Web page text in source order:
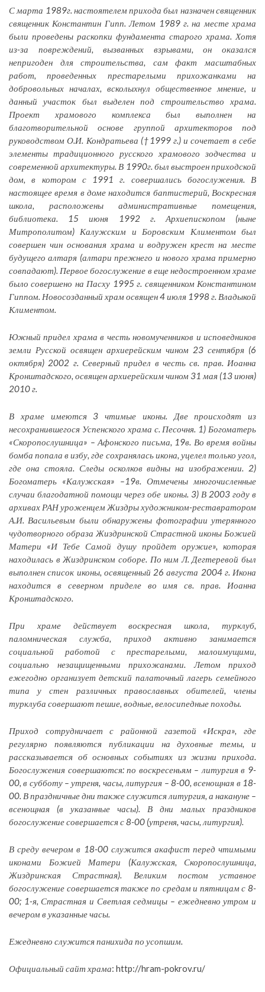
С марта 1989г. настоятелем прихода был назначен священник
священник Константин Гипп. Летом 1989 г. на месте храма
были проведены раскопки фундамента старого храма. Хотя
из-за повреждений, вызванных взрывами, он оказался
непригоден для строительства, сам факт масштабных
работ, проведенных престарелыми прихожанками на
добровольных началах, всколыхнул общественное мнение, и
данный участок был выделен под строительство храма.
Проект храмового комплекса был выполнен на
благотворительной основе группой архитекторов под
руководством О.И. Кондратьева (†1999 г.) и сочетает в себе
элементы традиционного русского храмового зодчества и
современной архитектуры. В 1990г. был выстроен приходской
дом, в котором с 1991 г. совершались богослужения. В
настоящее время в доме находится баптистерий, Воскресная
школа, расположены административные помещения,
библиотека. 15 июня 1992 г. Архиепископом (ныне
Митрополитом) Калужским и Боровским Климентом был
совершен чин основания храма и водружен крест на месте
будущего алтаря (алтари прежнего и нового храма примерно
совпадают). Первое богослужение в еще недостроенном храме
было совершено на Пасху 1995 г. священником Константином
Гиппом. Новосозданный храм освящен 4 июля 1998 г. Владыкой
Климентом.
Южный придел храма в честь новомученников и исповедников
земли Русской освящен архиерейским чином 23 сентября (6
октября) 2002 г. Северный придел в честь св. прав. Иоанна
Кронштадского, освящен архиерейским чином 31 мая (13 июня)
2010 г.
В храме имеются 3 чтимые иконы. Две происходят из
несохранившегося Успенского храма с. Песочня. 1) Богоматерь
«Скоропослушница» – Афонского письма, 19в. Во время войны
бомба попала в избу, где сохранялась икона, уцелел только угол,
где она стояла. Следы осколков видны на изображении. 2)
Богоматерь «Калужская» –19в. Отмечены многочисленные
случаи благодатной помощи через обе иконы. 3) В 2003 году в
архивах РАН уроженцем Жиздры художником-реставратором
А.И. Васильевым были обнаружены фотографии утерянного
чудотворного образа Жиздринской Страстной иконы Божией
Матери «И Тебе Самой душу пройдет оружие», которая
находилась в Жиздринском соборе. По ним Л. Дегтеревой был
выполнен список иконы, освященный 26 августа 2004 г. Икона
находится в северном приделе во имя св. прав. Иоанна
Кронштадского.
При храме действует воскресная школа, турклуб,
паломническая служба, приход активно занимается
социальной работой с престарелыми, малоимущими,
социально незащищенными прихожанами. Летом приход
ежегодно организует детский палаточный лагерь семейного
типа у стен различных православных обителей, члены
турклуба совершают пешие, водные, велосипедные походы.
Приход сотрудничает с районной газетой «Искра», где
регулярно появляются публикации на духовные темы, и
рассказывается об основных событиях из жизни прихода.
Богослужения совершаются: по воскресеньям – литургия в 9-
00, в субботу – утреня, часы, литургия – 8-00, всенощная в 18-
00. В праздничные дни также служится литургия, а накануне –
всенощная (в указанные часы). В дни малых праздников
богослужение совершается с 8-00 (утреня, часы, литургия).
В среду вечером в 18-00 служится акафист перед чтимыми
иконами Божией Матери (Калужская, Скоропослушница,
Жиздринская Страстная). Великим постом уставное
богослужение совершается также по средам и пятницам с 8-
00; 1-я, Страстная и Светлая седмицы – ежедневно утром и
вечером в указанные часы.
Ежедневно служится панихида по усопшим.
Официальный сайт храма: http://hram-pokrov.ru/